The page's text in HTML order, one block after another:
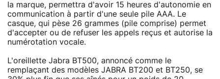
la marque, permettra d'avoir 15 heures d'autonomie en
communication à partir d'une seule pile AAA. Le
casque, qui pèse 26 grammes (pile comprise) permet
d'accepter ou de refuser les appels reçus et autorise la
numérotation vocale.
L'oreillette Jabra BT500, annoncé comme le
remplaçant des modèles JABRA BT200 et BT250, se